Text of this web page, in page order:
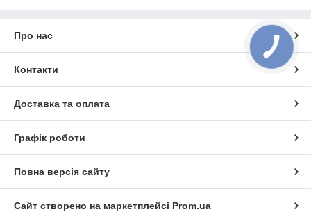
Про нас
Контакти
Доставка та оплата
Графік роботи
Повна версія сайту
Сайт створено на маркетплейсі Prom.ua